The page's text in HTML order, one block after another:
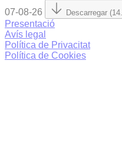
07-08-26 Descarregar
Presentació
Avís legal
Política de Privacitat
Política de Cookies